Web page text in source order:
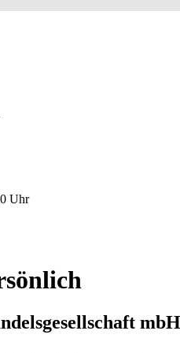
Uhr
mbH